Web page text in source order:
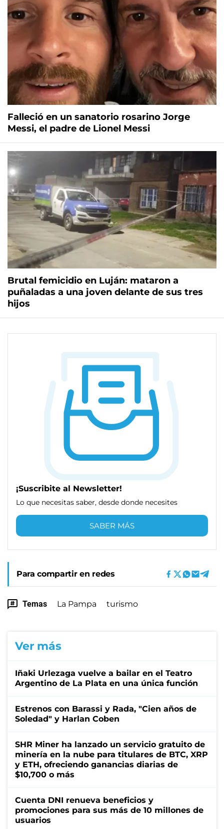
Falleció en un sanatorio rosarino Jorge
Messi, el padre de Lionel Messi
Brutal femicidio en Luján: mataron a
puñaladas a una joven delante de sus tres
hijos
¡Suscribite al Newsletter!
Lo que necesitas saber, desde donde necesites
SABER MÁS
Para compartir en redes
Temas La Pampa turismo
Ver más
Iñaki Urlezaga vuelve a bailar en el Teatro
Argentino de La Plata en una única función
Estrenos con Barassi y Rada, "Cien años de
Soledad" y Harlan Coben
SHR Miner ha lanzado un servicio gratuito de
minería en la nube para titulares de BTC, XRP
y ETH, ofreciendo ganancias diarias de
$10,700 o más
Cuenta DNI renueva beneficios y
promociones para sus más de 10 millones de
usuarios